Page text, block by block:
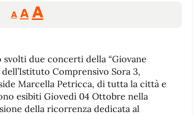
A
Reducir
tamaño
A Restablecer
tamaño
fuente
AAumentar
de
fuente.
svolti due concerti della “Giovane
Comprensivo Sora 3,
Marcella Petricca, di tutta la città e
esibiti Giovedì 04 Ottobre nella
della ricorrenza dedicata al